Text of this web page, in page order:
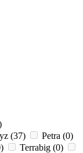
(37) Petra (0)
) Terrabig (0)